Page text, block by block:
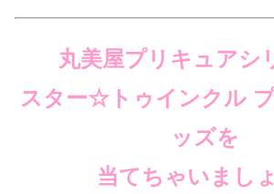
丸美屋プリキュアシ
スター☆トゥインクル
ッズを
当てちゃいまし